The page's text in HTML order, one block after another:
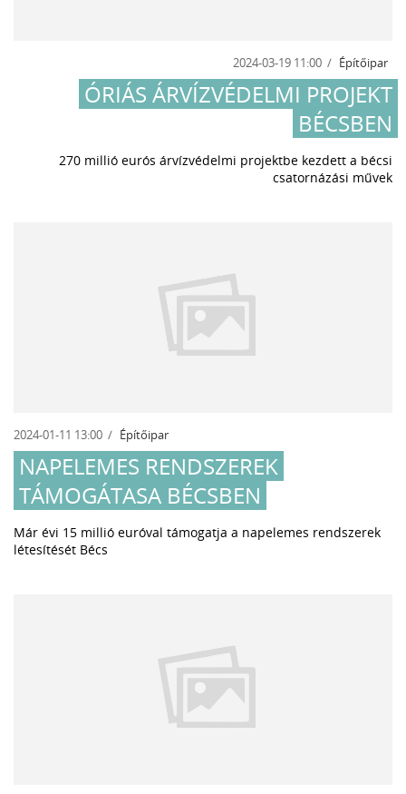
2024-03-19 11:00 Építőipar
ÓRIÁS ÁRVÍZVÉDELMI PROJEKT
BÉCSBEN
270 millió eurós árvízvédelmi projektbe kezdett a bécsi
csatornázási művek
2024-01-11 13:00 Építőipar
NAPELEMES RENDSZEREK
TÁMOGÁTASA BÉCSBEN
Már évi 15 millió euróval támogatja a napelemes rendszerek
létesítését Bécs